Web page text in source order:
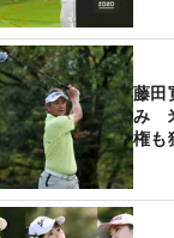
藤田
み
権も